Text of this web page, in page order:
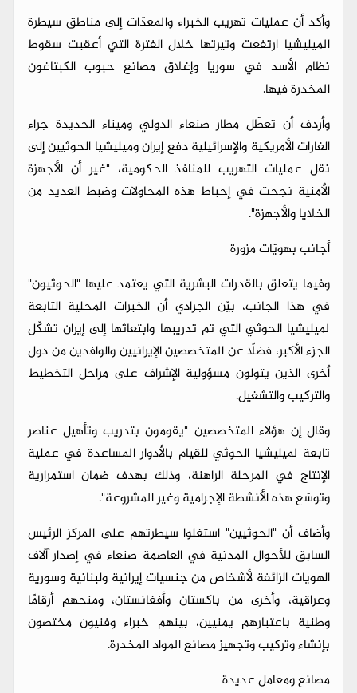
وأكد أن عمليات تهريب الخبراء والمعدّات إلى مناطق سيطرة
الميليشيا ارتفعت وتيرتها خلال الفترة التي أعقبت سقوط
نظام الأسد في سوريا وإغلاق مصانع حبوب الكبتاغون
المخدرة فيها.
وأردف أن تعطّل مطار صنعاء الدولي وميناء الحديدة جراء
الغارات الأمريكية والإسرائيلية دفع إيران وميليشيا الحوثيين إلى
نقل عمليات التهريب للمنافذ الحكومية، "غير أن الأجهزة
الأمنية نجحت في إحباط هذه المحاولات وضبط العديد من
الخلايا والأجهزة".
أجانب بهويّات مزورة
وفيما يتعلق بالقدرات البشرية التي يعتمد عليها "الحوثيون"
في هذا الجانب، بيّن الجرادي أن الخبرات المحلية التابعة
لميليشيا الحوثي التي تم تدريبها وابتعاثها إلى إيران تشكّل
الجزء الأكبر، فضلًا عن المتخصصين الإيرانيين والوافدين من دول
أخرى الذين يتولون مسؤولية الإشراف على مراحل التخطيط
والتركيب والتشغيل.
وقال إن هؤلاء المتخصصين "يقومون بتدريب وتأهيل عناصر
تابعة لميليشيا الحوثي للقيام بالأدوار المساعدة في عملية
الإنتاج في المرحلة الراهنة، وذلك بهدف ضمان استمرارية
وتوسّع هذه الأنشطة الإجرامية وغير المشروعة".
وأضاف أن "الحوثيين" استغلوا سيطرتهم على المركز الرئيس
السابق للأحوال المدنية في العاصمة صنعاء في إصدار آلاف
الهويات الزائفة لأشخاص من جنسيات إيرانية ولبنانية وسورية
وعراقية، وأخرى من باكستان وأفغانستان، ومنحهم أرقامًا
وطنية باعتبارهم يمنيين، بينهم خبراء وفنيون مختصون
بإنشاء وتركيب وتجهيز مصانع المواد المخدرة.
مصانع ومعامل عديدة